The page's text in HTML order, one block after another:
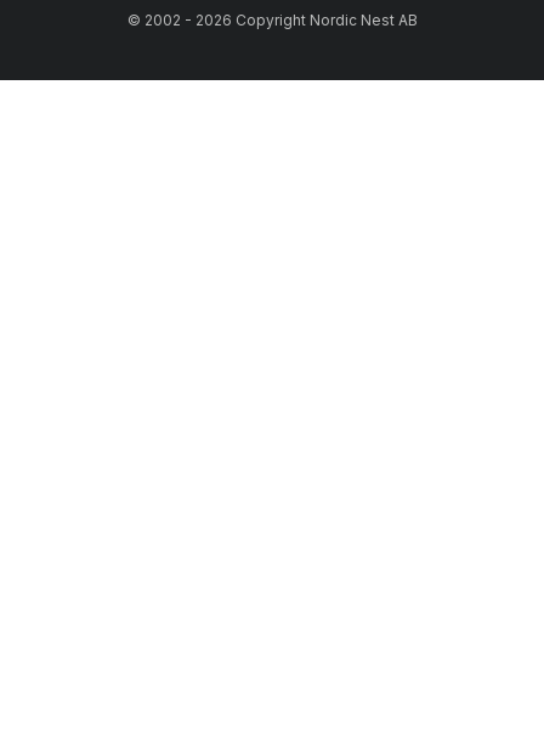
© 2002 - 2026 Copyright Nordic Nest AB